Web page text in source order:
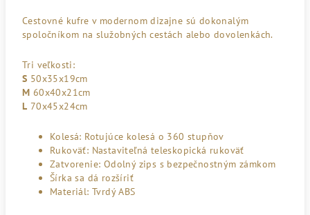
Cestovné kufre v modernom dizajne sú dokonalým
spoločníkom na služobných cestách alebo dovolenkách.
Tri veľkosti:
S 50x35x19cm
M 60x40x21cm
L 70x45x24cm
Kolesá: Rotujúce kolesá o 360 stupňov
Rukoväť: Nastaviteľná teleskopická rukoväť
Zatvorenie: Odolný zips s bezpečnostným zámkom
Šírka sa dá rozšíriť
Materiál: Tvrdý ABS